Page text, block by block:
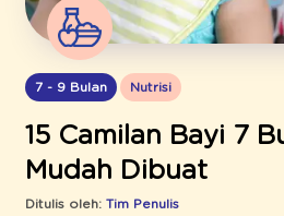
7 - 9 Bulan Nutrisi
15 Camilan Bayi 7
Mudah Dibuat
Ditulis oleh: Tim Penulis